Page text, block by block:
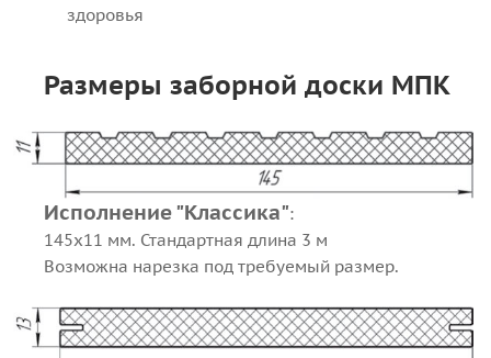
здоровья
Размеры заборной доски МПК
Исполнение "Классика":
145x11 мм. Стандартная длина 3 м
Возможна нарезка под требуемый размер.